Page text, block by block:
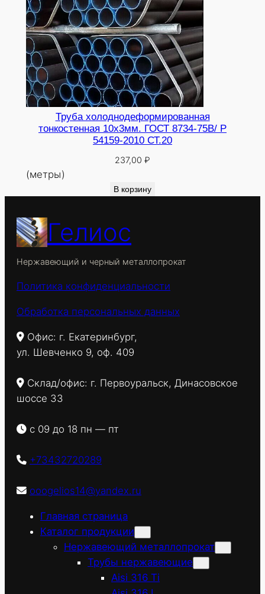
Труба холоднодеформированная
тонкостенная 10х3мм. ГОСТ 8734-75В/ Р
54159-2010 СТ.20
237,00 ₽
(метры)
В корзину
Гелиос
Нержавеющий и черный металлопрокат
Политика конфиденциальности
Обработка персональных данных
Офис: г. Екатеринбург,
ул. Шевченко 9, оф. 409
Склад/офис: г. Первоуральск, Динасовское
шоссе 33
с 09 до 18 пн — пт
+73432720289
ooogelios14@yandex.ru
Главная страница
Каталог продукции
Нержавеющий металлопрокат
Трубы нержавеющие
Aisi 316 Ti